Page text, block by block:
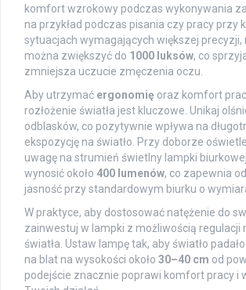
komfort wzrokowy podczas wykonywania
na przykład podczas pisania czy pracy przy
sytuacjach wymagających większej precyzji,
można zwiększyć do 1000 luksów, co
zmniejsza uczucie zmęczenia oczu.
Aby utrzymać ergonomię oraz komfort
rozłożenie światła jest kluczowe. Unikaj
odblasków, co pozytywnie wpływa na
ekspozycję na światło. Przy doborze
uwagę na strumień świetlny lampki
wynosić około 400 lumenów, co zapewnia
jasność przy standardowym biurku o
W praktyce, aby dostosować natężenie do
zainwestuj w lampki z możliwością regulacji
światła. Ustaw lampę tak, aby światło
na blat na wysokości około 30–40 cm od
podejście znacznie poprawi komfort pracy i